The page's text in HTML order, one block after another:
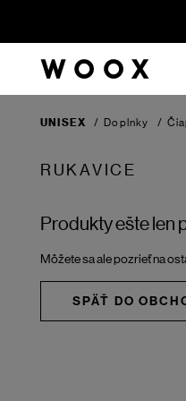
UNISEX / Doplnky /
RUKAVICE
Produkty ešte len
Môžete sa ale pozrieť na
SPÄŤ DO